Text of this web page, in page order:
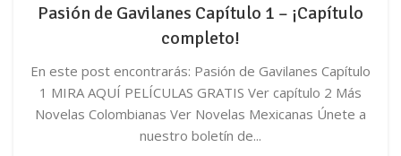
Pasión de Gavilanes Capítulo 1 – ¡Capítulo
completo!
En este post encontrarás: Pasión de Gavilanes Capítulo
1 MIRA AQUÍ PELÍCULAS GRATIS Ver capítulo 2 Más
Novelas Colombianas Ver Novelas Mexicanas Únete a
nuestro boletín de...